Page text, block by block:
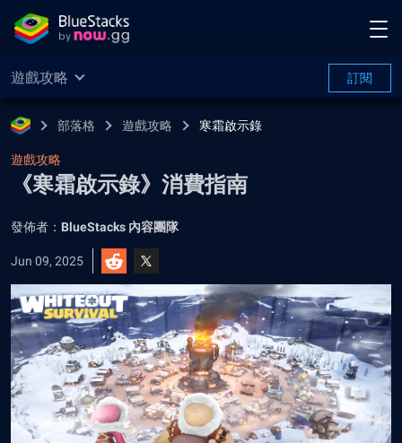
遊戲攻略 訂閱
部落格 遊戲攻略 寒霜啟示錄
遊戲攻略
《寒霜啟示錄》消費指南
發佈者： BlueStacks 內容團隊
Jun 09, 2025